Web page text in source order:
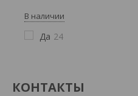
В наличии
Да 24
КОНТАКТЫ